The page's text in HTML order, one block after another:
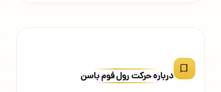
درباره حرکت رول فوم باسن